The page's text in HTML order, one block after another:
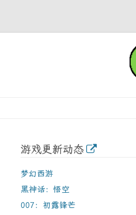
游戏更新动态
梦幻西游
黑神话：悟空
007：初露锋芒